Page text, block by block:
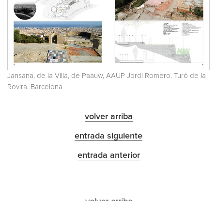
Jansana, de la Villa, de Paauw, AAUP Jordi Romero. Turó de la
Rovira. Barcelona
volver arriba
entrada siguiente
entrada anterior